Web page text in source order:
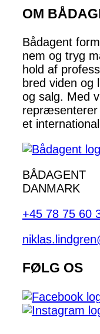
OM
Bådagent
nem og tryg
hold af
bred viden og
og salg. Med
et
BÅDAGENT
DANMARK
+45 78 75 60
FØLG OS